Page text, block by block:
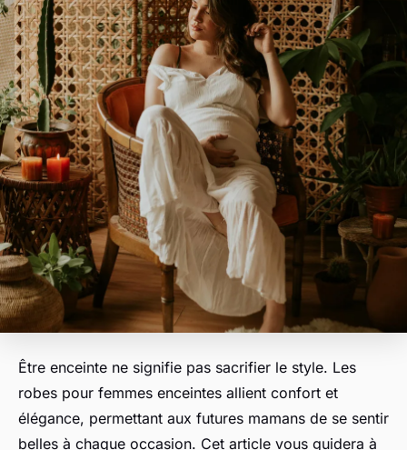
Être enceinte ne signifie pas sacrifier le style. Les
robes pour femmes enceintes allient confort et
élégance, permettant aux futures mamans de se sentir
belles à chaque occasion. Cet article vous guidera à